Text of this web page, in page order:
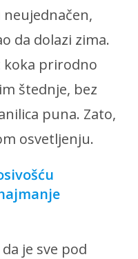
da dolazi zima.
koka prirodno
štednje, bez
puna. Zato,
osvetljenju.
je sve pod